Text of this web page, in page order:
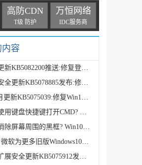
高防CDN
T级 防护
万恒网络
IDC服务商
容
Win10四月更新KB5082200推送:修复登录与远程桌面漏洞
Win10三月安全更新KB5078885发布:修复卡死/更新证书/
微软重推3月更新KB5075039:修复Win10恢复环境故障
Win10如何使用键盘快捷键打开CMD? 键盘打开命令提示符
Win10怎么消除屏幕周围的黑框? Win10全屏黑边解决方案
首年420元! 微软为更多旧版Windows10推出ESU付费安全
Win10二月扩展安全更新KB5075912发布: 修复6个在野零